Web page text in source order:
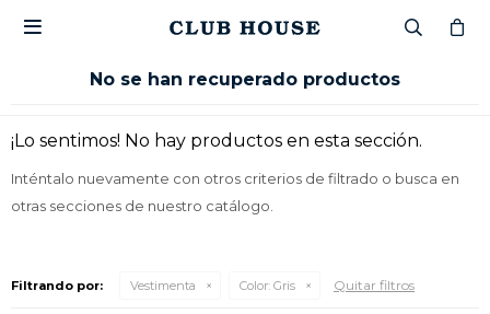

No se han recuperado productos
¡Lo sentimos! No hay productos en esta sección.
Inténtalo nuevamente con otros criterios de filtrado o busca en
otras secciones de nuestro catálogo.
Filtrando por: Vestimenta Color: Gris Quitar filtros